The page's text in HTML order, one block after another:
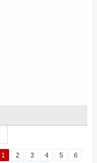
1 2 3 4 5
6